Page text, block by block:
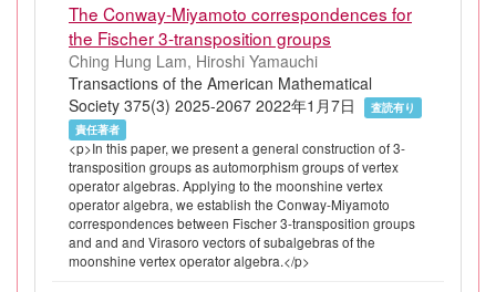
The Conway-Miyamoto correspondences for
the Fischer 3-transposition groups
Ching Hung Lam, Hiroshi Yamauchi
Transactions of the American Mathematical
Society 375(3) 2025-2067 2022年1月7日
査読有り
責任著者
<p>In this paper, we present a general construction of 3-
transposition groups as automorphism groups of vertex
operator algebras. Applying to the moonshine vertex
operator algebra, we establish the Conway-Miyamoto
correspondences between Fischer 3-transposition groups
and and and Virasoro vectors of subalgebras of the
moonshine vertex operator algebra.</p>